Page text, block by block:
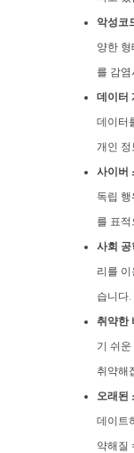
악성코
양한
를 감
데이터
데이터
개인 정
사이버
독립
를 표
사회 공
리를
습니다.
취약한
기 쉬
취약해
오래된
데이트
약해질